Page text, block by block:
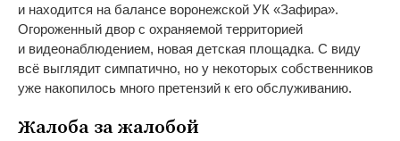
и находится на балансе воронежской УК «Зафира».
Огороженный двор с охраняемой территорией
и видеонаблюдением, новая детская площадка. С виду
всё выглядит симпатично, но у некоторых собственников
уже накопилось много претензий к его обслуживанию.
Жалоба за жалобой